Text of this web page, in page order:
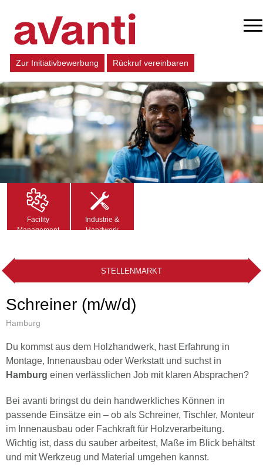
Zur Initiativbewerbung Rückruf vereinbaren
Facility
Management
Industrie &
Handwerk
STELLENMARKT
Schreiner (m/w/d)
Hamburg
Du kommst aus dem Holzhandwerk, hast Erfahrung in
Montage, Innenausbau oder Werkstatt und suchst in
Hamburg einen verlässlichen Job mit klaren Absprachen?
Bei avanti bringst du dein handwerkliches Können in
passende Einsätze ein – ob als Schreiner, Tischler, Monteur
im Innenausbau oder Fachkraft für Holzverarbeitung.
Wichtig ist, dass du sauber arbeitest, Maße im Blick behältst
und mit Werkzeug und Material umgehen kannst.